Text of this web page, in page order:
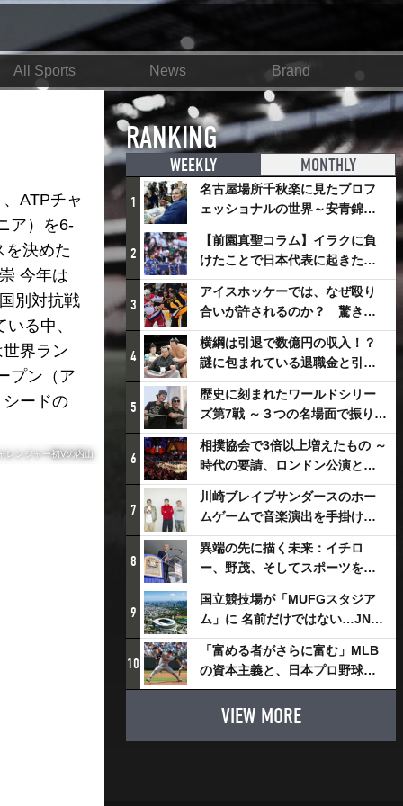
All Sports News Brand
ATPチャ
ア）を6-
を決めた
今年は
別対抗戦
る中、
界ラン
プン（ア
ードの
レンジャー初Vの内山
RANKING
WEEKLY MONTHLY
1
名古屋場所千秋楽に見たプロフ
ェッショナルの世界～安青錦の
優勝を巡るさまざまなドラマ
2
【前園真聖コラム】イラクに負
けたことで日本代表に起きたプ
ラスとは
3
アイスホッケーでは、なぜ殴り
合いが許されるのか？ 驚きの
「ファイティング」ルールにつ
いて
4
横綱は引退で数億円の収入！？
謎に包まれている退職金と引退
相撲興行
5
歴史に刻まれたワールドシリー
ズ第7戦 ～３つの名場面で振り返
る～
6
相撲協会で3倍以上増えたもの ～
時代の要請、ロンドン公演と古
式大相撲
7
川崎ブレイブサンダースのホー
ムゲームで音楽演出を手掛ける
スチャダラパーが川崎新！アリ
ーナシティ・プロジェクトを語
る 「楽しみでしかないでしょ。
川崎は、ずっと成長曲線だか
ら」
8
異端の先に描く未来：イチロ
ー、野茂、そしてスポーツを支
える科学界の挑戦
9
国立競技場が「MUFGスタジア
ム」に 名前だけではない…JNSE
とMUFGが“共創”し描く地域活
性化・社会価値創造の近未来図
とは
10
「富める者がさらに富む」MLB
の資本主義と、日本プロ野球が
踏み出せない一歩
VIEW MORE